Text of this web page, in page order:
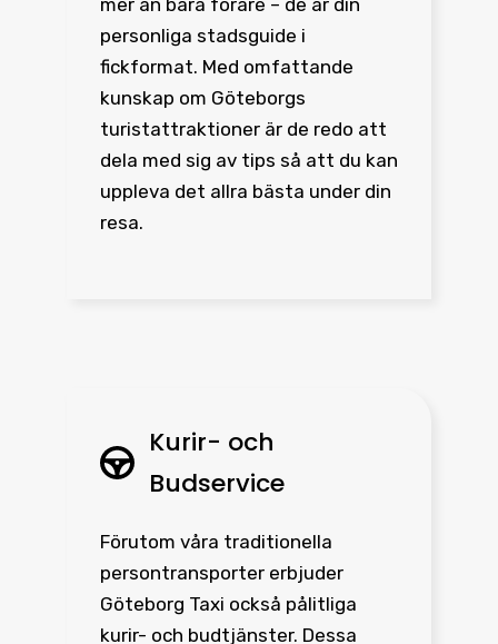
personliga stadsguide i
fickformat. Med omfattande
kunskap om Göteborgs
turistattraktioner är de redo att
dela med sig av tips så att du kan
uppleva det allra bästa under din
resa.
Kurir- och
Budservice
Förutom våra traditionella
persontransporter erbjuder
Göteborg Taxi också pålitliga
kurir- och budtjänster. Dessa